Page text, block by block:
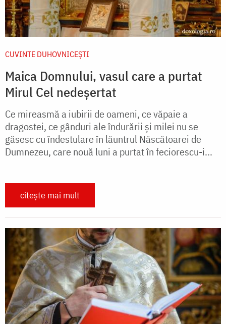
CUVINTE DUHOVNICEȘTI
Maica Domnului, vasul care a purtat
Mirul Cel nedeșertat
Ce mireasmă a iubirii de oameni, ce văpaie a
dragostei, ce gânduri ale îndurării și milei nu se
găsesc cu îndestulare în lăuntrul Născătoarei de
Dumnezeu, care nouă luni a purtat în feciorescu-i...
citește mai mult